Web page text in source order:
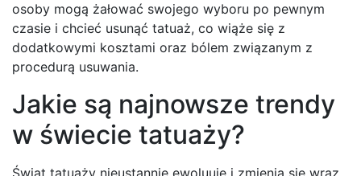
osoby mogą żałować swojego wyboru po pewnym
czasie i chcieć usunąć tatuaż, co wiąże się z
dodatkowymi kosztami oraz bólem związanym z
procedurą usuwania.
Jakie są najnowsze trendy
w świecie tatuaży?